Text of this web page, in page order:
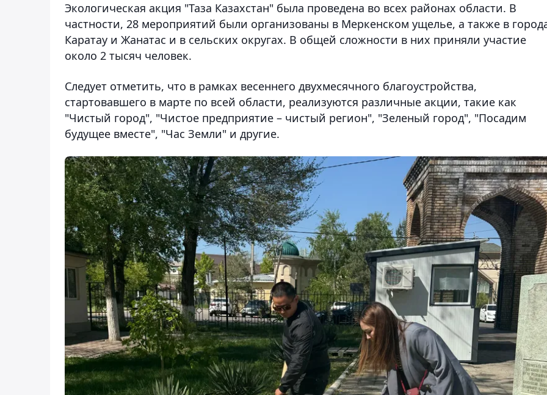
Экологическая акция "Таза Казахстан" была проведена во всех районах области. В
частности, 28 мероприятий были организованы в Меркенском ущелье, а также в
Каратау и Жанатас и в сельских округах. В общей сложности в них приняли участие
около 2 тысяч человек.
Следует отметить, что в рамках весеннего двухмесячного благоустройства,
стартовавшего в марте по всей области, реализуются различные акции, такие как
"Чистый город", "Чистое предприятие – чистый регион", "Зеленый город", "Посадим
будущее вместе", "Час Земли" и другие.